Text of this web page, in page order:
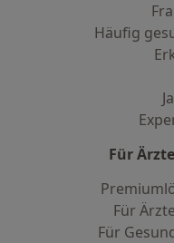
Häufig
Für
Für
Für